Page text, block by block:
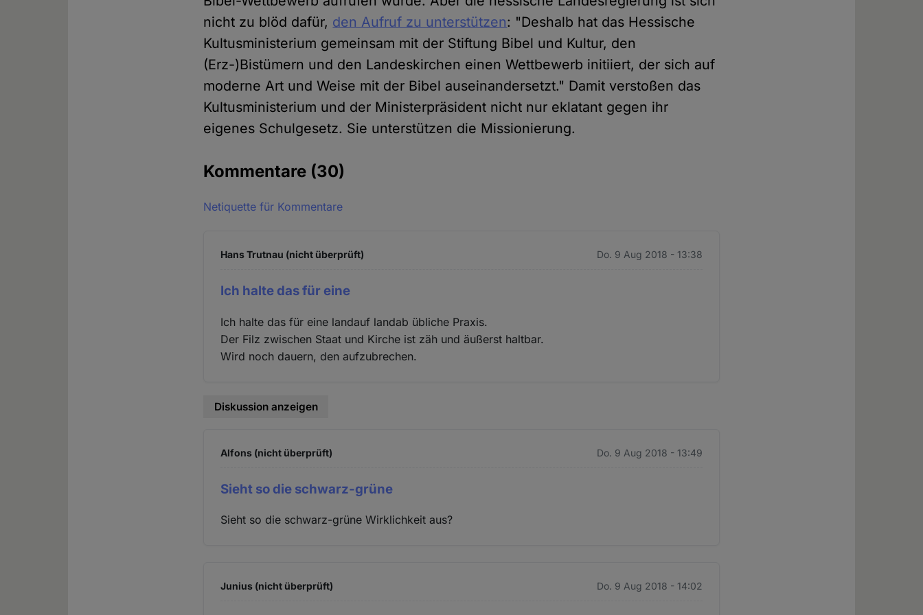
nicht zu blöd dafür, den Aufruf zu unterstützen: "Deshalb hat das Hessische
Kultusministerium gemeinsam mit der Stiftung Bibel und Kultur, den
(Erz-)Bistümern und den Landeskirchen einen Wettbewerb initiiert, der sich auf
moderne Art und Weise mit der Bibel auseinandersetzt." Damit verstoßen das
Kultusministerium und der Ministerpräsident nicht nur eklatant gegen ihr
eigenes Schulgesetz. Sie unterstützen die Missionierung.
Kommentare (30)
Netiquette für Kommentare
Hans Trutnau (nicht überprüft) Do. 9 Aug 2018 - 13:38
Ich halte das für eine
Ich halte das für eine landauf landab übliche Praxis.
Der Filz zwischen Staat und Kirche ist zäh und äußerst haltbar.
Wird noch dauern, den aufzubrechen.
Diskussion anzeigen
Alfons (nicht überprüft) Do. 9 Aug 2018 - 13:49
Sieht so die schwarz-grüne
Sieht so die schwarz-grüne Wirklichkeit aus?
Junius (nicht überprüft) Do. 9 Aug 2018 - 14:02